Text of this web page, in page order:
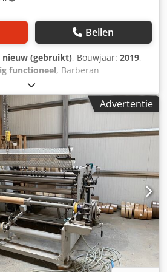
Bellen
nieuw (gebruikt), Bouwjaar: 2019,
functioneel, Barberan
deurkozijnen Dedpfxsy Aibcj Ackekr
Advertentie